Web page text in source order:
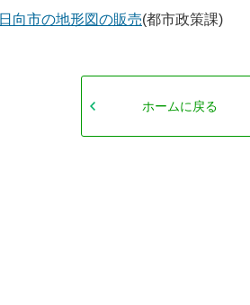
日向市の地形図の販売(都市政策課)
ホームに戻る